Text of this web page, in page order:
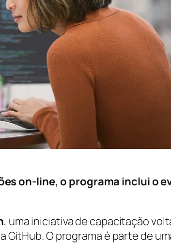
on-line, o programa inclui o
, uma iniciativa de capacitação
O programa é parte de